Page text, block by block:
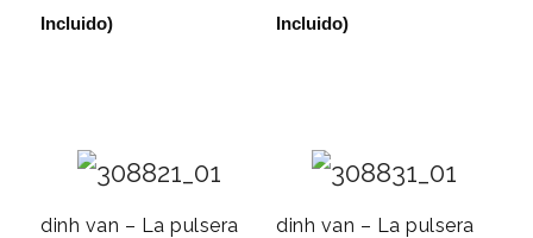
Incluido)
Incluido)
dinh van – La pulsera
dinh van – La pulsera